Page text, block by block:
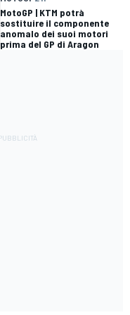
MotoGP | KTM potrà
sostituire il componente
anomalo dei suoi motori
prima del GP di Aragon